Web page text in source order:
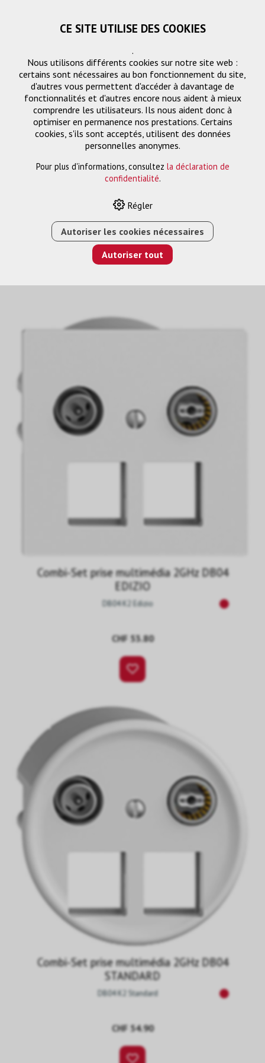
CECOFLEX CATV/Keystone Filtre
E-SHOP › FTTH/RÉSEAU › PRISES DE
CECOFLEX CATV/KEYSTONE
Combi-Set prise multimédia 2GHz DB04
EDIZIO
DB04 K2 Edizio
CHF 53.80
Combi-Set prise multimédia 2GHz DB04
STANDARD
DB04 K2 Standard
CHF 54.90
CE SITE UTILISE DES COOKIES
.
Nous utilisons différents cookies sur notre site web :
certains sont nécessaires au bon fonctionnement du site,
d'autres vous permettent d'accéder à davantage de
fonctionnalités et d'autres encore nous aident à mieux
comprendre les utilisateurs. Ils nous aident donc à
optimiser en permanence nos prestations. Certains
cookies, s'ils sont acceptés, utilisent des données
personnelles anonymes.
Pour plus d'informations, consultez la déclaration de
confidentialité.
Régler
Autoriser les cookies nécessaires
Autoriser tout